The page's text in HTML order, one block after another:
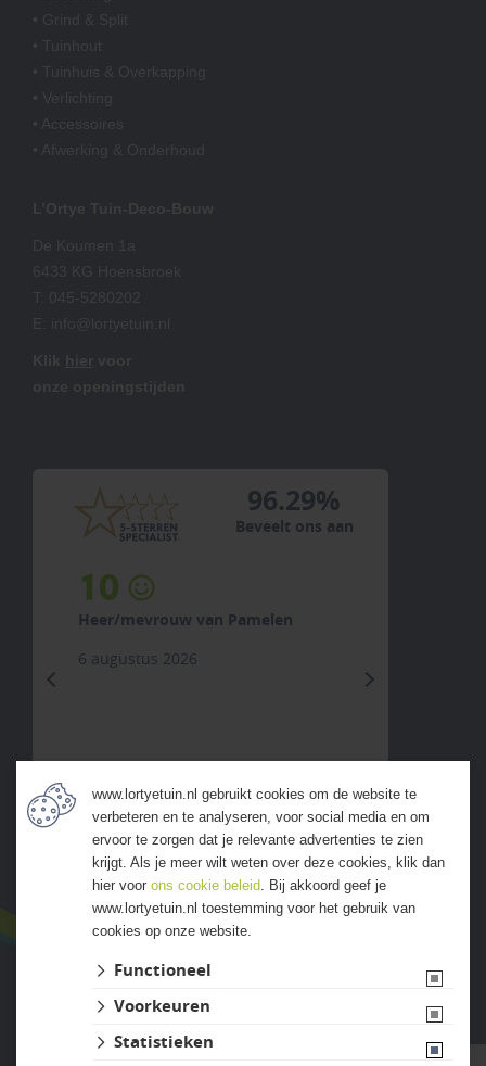
96.29%
Beveelt ons aan
10
Heer/mevrouw van Pamelen
6 augustus 2026
next
ALLE ERVARINGEN
Website ontwikkeld door Lined
www.lortyetuin.nl gebruikt cookies om de website te
verbeteren en te analyseren, voor social media en om
ervoor te zorgen dat je relevante advertenties te zien
krijgt. Als je meer wilt weten over deze cookies, klik dan
hier voor ons cookie beleid. Bij akkoord geef je
www.lortyetuin.nl toestemming voor het gebruik van
cookies op onze website.
Functioneel
Voorkeuren
Statistieken